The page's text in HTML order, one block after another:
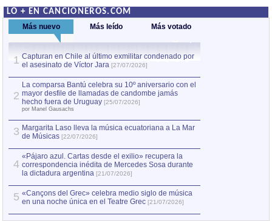
LO + EN CANCIONEROS.COM
Más nuevo Más leído Más votado
1 Capturan en Chile al último exmilitar condenado por
el asesinato de Víctor Jara [27/07/2026]
2
La comparsa Bantú celebra su 10º aniversario con el
mayor desfile de llamadas de candombe jamás
hecho fuera de Uruguay [25/07/2026]
por Manel Gausachs
3 Margarita Laso lleva la música ecuatoriana a La Mar
de Músicas [22/07/2026]
4
«Pájaro azul. Cartas desde el exilio» recupera la
correspondencia inédita de Mercedes Sosa durante
la dictadura argentina [21/07/2026]
5 «Cançons del Grec» celebra medio siglo de música
en una noche única en el Teatre Grec [21/07/2026]